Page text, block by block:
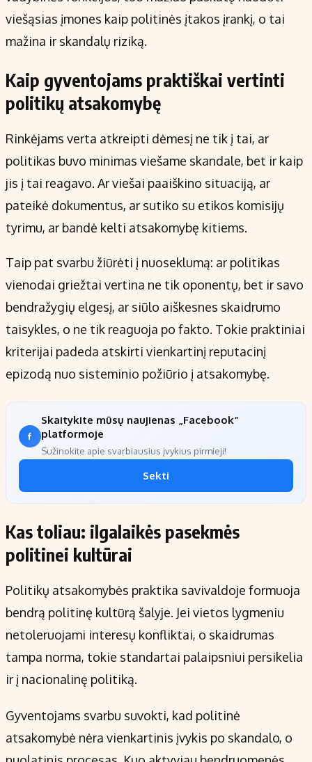
viešąsias įmones kaip politinės įtakos įrankį, o tai
mažina ir skandalų riziką.
Kaip gyventojams praktiškai vertinti
politikų atsakomybę
Rinkėjams verta atkreipti dėmesį ne tik į tai, ar
politikas buvo minimas viešame skandale, bet ir kaip
jis į tai reagavo. Ar viešai paaiškino situaciją, ar
pateikė dokumentus, ar sutiko su etikos komisijų
tyrimu, ar bandė kelti atsakomybę kitiems.
Taip pat svarbu žiūrėti į nuoseklumą: ar politikas
vienodai griežtai vertina ne tik oponentų, bet ir savo
bendražygių elgesį, ar siūlo aiškesnes skaidrumo
taisykles, o ne tik reaguoja po fakto. Tokie praktiniai
kriterijai padeda atskirti vienkartinį reputacinį
epizodą nuo sisteminio požiūrio į atsakomybę.
Skaitykite mūsų naujienas „Facebook“
platformoje
Sužinokite apie svarbiausius įvykius pirmieji!
Sekti
Kas toliau: ilgalaikės pasekmės
politinei kultūrai
Politikų atsakomybės praktika savivaldoje formuoja
bendrą politinę kultūrą šalyje. Jei vietos lygmeniu
netoleruojami interesų konfliktai, o skaidrumas
tampa norma, tokie standartai palaipsniui persikelia
ir į nacionalinę politiką.
Gyventojams svarbu suvokti, kad politinė
atsakomybė nėra vienkartinis įvykis po skandalo, o